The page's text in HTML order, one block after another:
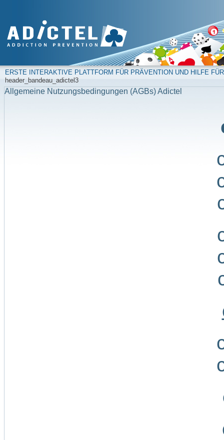
ERSTE INTERAKTIVE PLATTFORM FÜR PRÄVENTION UND HILFE
header_bandeau_adictel3
Allgemeine Nutzungsbedingungen (AGBs) Adictel